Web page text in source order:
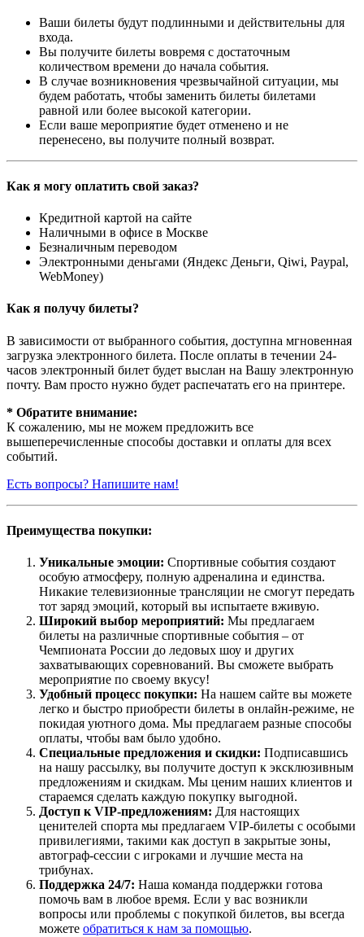
Ваши билеты будут подлинными и действительны для
входа.
Вы получите билеты вовремя с достаточным
количеством времени до начала события.
В случае возникновения чрезвычайной ситуации, мы
будем работать, чтобы заменить билеты билетами
равной или более высокой категории.
Если ваше мероприятие будет отменено и не
перенесено, вы получите полный возврат.
Как я могу оплатить свой заказ?
Кредитной картой на сайте
Наличными в офисе в Москве
Безналичным переводом
Электронными деньгами (Яндекс Деньги, Qiwi, Paypal,
WebMoney)
Как я получу билеты?
В зависимости от выбранного события, доступна мгновенная
загрузка электронного билета. После оплаты в течении 24-
часов электронный билет будет выслан на Вашу электронную
почту. Вам просто нужно будет распечатать его на принтере.
* Обратите внимание:
К сожалению, мы не можем предложить все
вышеперечисленные способы доставки и оплаты для всех
событий.
Есть вопросы? Напишите нам!
Преимущества покупки:
Уникальные эмоции: Спортивные события создают
особую атмосферу, полную адреналина и единства.
Никакие телевизионные трансляции не смогут передать
тот заряд эмоций, который вы испытаете вживую.
Широкий выбор мероприятий: Мы предлагаем
билеты на различные спортивные события – от
Чемпионата России до ледовых шоу и других
захватывающих соревнований. Вы сможете выбрать
мероприятие по своему вкусу!
Удобный процесс покупки: На нашем сайте вы можете
легко и быстро приобрести билеты в онлайн-режиме, не
покидая уютного дома. Мы предлагаем разные способы
оплаты, чтобы вам было удобно.
Специальные предложения и скидки: Подписавшись
на нашу рассылку, вы получите доступ к эксклюзивным
предложениям и скидкам. Мы ценим наших клиентов и
стараемся сделать каждую покупку выгодной.
Доступ к VIP-предложениям: Для настоящих
ценителей спорта мы предлагаем VIP-билеты с особыми
привилегиями, такими как доступ в закрытые зоны,
автограф-сессии с игроками и лучшие места на
трибунах.
Поддержка 24/7: Наша команда поддержки готова
помочь вам в любое время. Если у вас возникли
вопросы или проблемы с покупкой билетов, вы всегда
можете обратиться к нам за помощью.